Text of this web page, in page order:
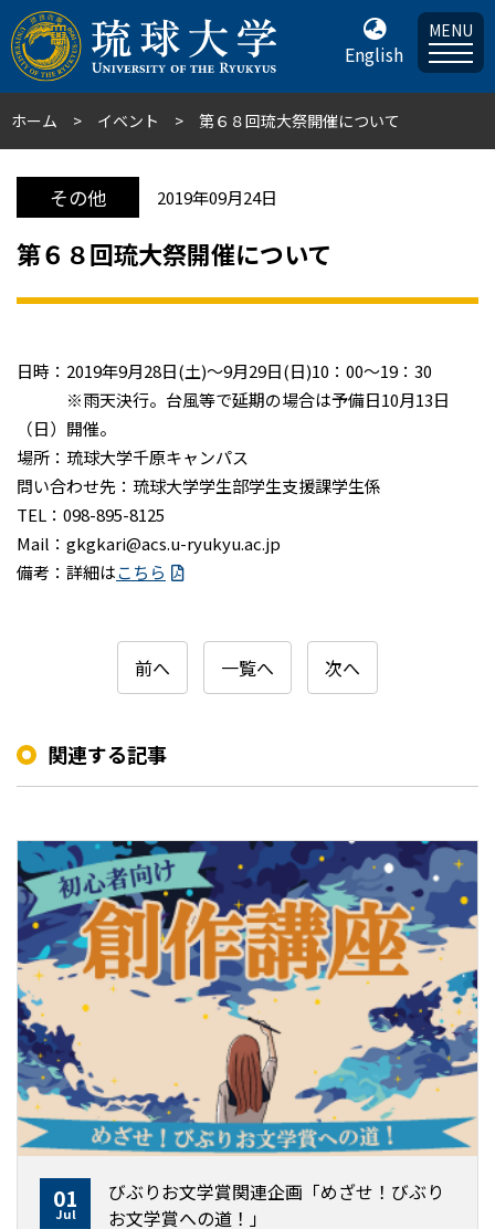
English
MENU
ホーム イベント 第６８回琉大祭開催について
その他 2019年09月24日
第６８回琉大祭開催について
日時：2019年9月28日(土)～9月29日(日)10：00～19：30
※雨天決行。台風等で延期の場合は予備日10月13日
（日）開催。
場所：琉球大学千原キャンパス
問い合わせ先：琉球大学学生部学生支援課学生係
TEL：098-895-8125
Mail：gkgkari@acs.u-ryukyu.ac.jp
備考：詳細はこちら
前へ 一覧へ 次へ
関連する記事
01
Jul
びぶりお文学賞関連企画「めざせ！びぶり
お文学賞への道！」